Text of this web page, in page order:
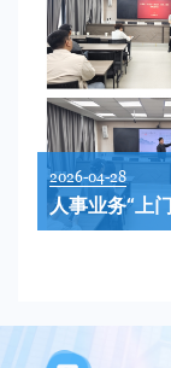
2026-04-28
人事业务“上